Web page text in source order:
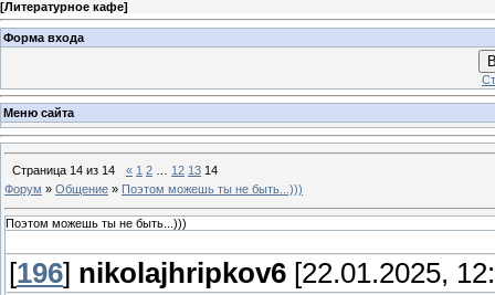
[Литературное кафе]
Форма входа
Меню сайта
Страница 14 из 14 « 1 2 12 13 14
Форум » Общение » Поэтом можешь ты не быть...)))
Поэтом можешь ты не быть...)))
[196] nikolajhripkov6 [22.01.2025,